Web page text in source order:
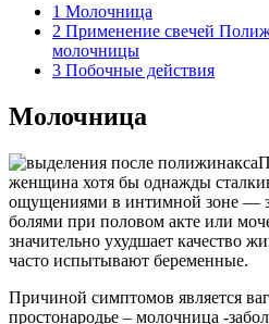
1 Молочница
2 Применение свечей
молочницы
3 Побочные действия
Молочница
женщина хотя бы однажды
ощущениями в интимной зоне —
болями при половом акте или
значительно ухудшает качество
часто испытывают беременные.
Причиной симптомов является
простонародье – молочница -